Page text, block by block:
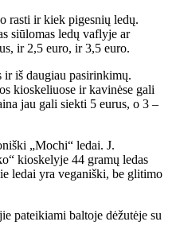
rasti ir kiek pigesnių ledų.
siūlomas ledų vaflyje ar
ir 2,5 euro, ir 3,5 euro.
iš daugiau pasirinkimų.
kioskeliuose ir kavinėse gali
jau gali siekti 5 eurus, o 3 –
„Mochi“ ledai. J.
kioskelyje 44 gramų ledas
ledai yra veganiški, be glitimo
pateikiami baltoje dėžutėje su